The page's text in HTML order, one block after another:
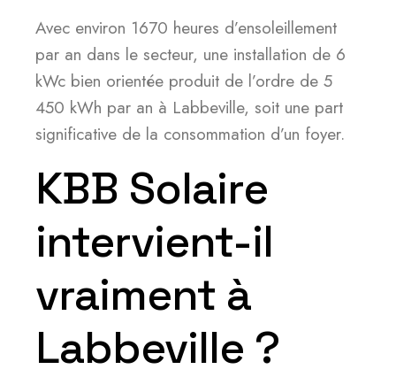
Avec environ 1670 heures d’ensoleillement
par an dans le secteur, une installation de 6
kWc bien orientée produit de l’ordre de 5
450 kWh par an à Labbeville, soit une part
significative de la consommation d’un foyer.
KBB Solaire
intervient-il
vraiment à
Labbeville ?